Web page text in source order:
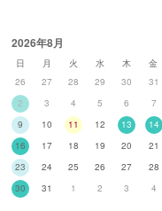
2026年8月
日 月 火 水 木 金
26
27 28 29 30 31
2
3 4 5 6 7
9
10 11 12 13 14
16
17 18 19 20 21
23
24 25 26 27 28
30
31 1 2 3 4